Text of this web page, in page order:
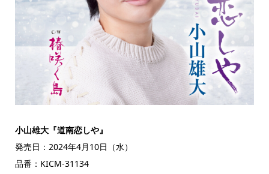
小山雄大『道南恋しや』
発売日：2024年4月10日（水）
品番：KICM-31134